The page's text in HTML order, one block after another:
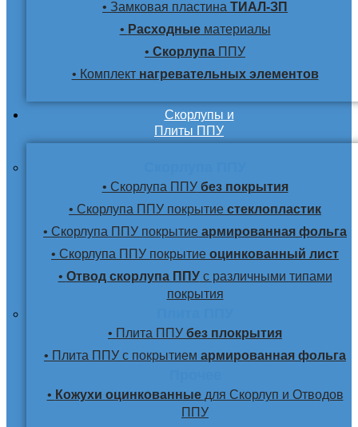
• Замковая пластина ТИАЛ-ЗП
• Расходныематериалы
• Скорлупа ППУ
• Комплектнагревательных элементов
Скорлупы и
Плиты ППУ
• Скорлупа ППУбез покрытия
• Скорлупа ППУ покрытие стеклопластик
• Скорлупа ППУ покрытие армированная фольга
• Скорлупа ППУ покрытие оцинкованный лист
• Отвод скорлупа ППУс различными типами
покрытия
• Плита ППУ без плокрытия
• Плита ППУ с покрытием армированная фольга
• Кожухи оцинкованные для Скорлуп и Отводов
ППУ